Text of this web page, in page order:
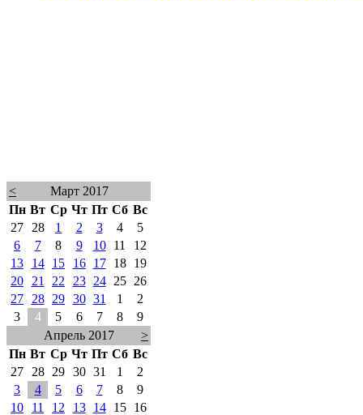
<
Март 2017
Пн Вт Ср Чт Пт Сб Вс
27
28 1 2 3 4
5
6
7 8 9 10 11
12
13
14 15 16 17 18
19
20
21 22 23 24 25
26
27
28 29 30 31 1
2
3
4 5 6 7 8
9
Апрель 2017
>
Пн Вт Ср Чт Пт Сб Вс
27
28 29 30 31 1
2
3
4 5 6 7 8
9
10
11 12 13 14 15
16